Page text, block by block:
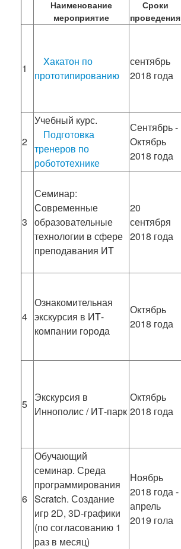
Наименование
мероприятие
Сроки
проведения
1
Xакатон по
прототипированию
сентябрь
2018 года
2
Учебный курс.
Подготовка
тренеров по
робототехнике
Сентябрь -
Oктябрь
2018 года
3
Семинар:
Современные
образовательные
технологии в сфере
преподавания ИТ
20
сентября
2018 года
4
Ознакомительная
экскурсия в ИТ-
компании города
Октябрь
2018 года
5
Экскурсия в
Иннополис / ИТ-парк
Октябрь
2018 года
6
Обучающий
семинар. Среда
программирования
Scratch. Создание
игр 2D, 3D-графики
(по согласованию 1
раз в месяц)
Ноябрь
2018 года -
апрель
2019 гола